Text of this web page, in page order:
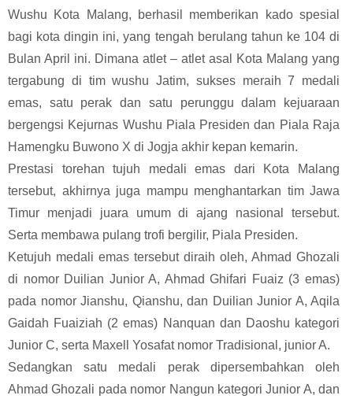
Wushu Kota Malang, berhasil memberikan kado spesial
bagi kota dingin ini, yang tengah berulang tahun ke 104 di
Bulan April ini. Dimana atlet – atlet asal Kota Malang yang
tergabung di tim wushu Jatim, sukses meraih 7 medali
emas, satu perak dan satu perunggu dalam kejuaraan
bergengsi Kejurnas Wushu Piala Presiden dan Piala Raja
Hamengku Buwono X di Jogja akhir kepan kemarin.
Prestasi torehan tujuh medali emas dari Kota Malang
tersebut, akhirnya juga mampu menghantarkan tim Jawa
Timur menjadi juara umum di ajang nasional tersebut.
Serta membawa pulang trofi bergilir, Piala Presiden.
Ketujuh medali emas tersebut diraih oleh, Ahmad Ghozali
di nomor Duilian Junior A, Ahmad Ghifari Fuaiz (3 emas)
pada nomor Jianshu, Qianshu, dan Duilian Junior A, Aqila
Gaidah Fuaiziah (2 emas) Nanquan dan Daoshu kategori
Junior C, serta Maxell Yosafat nomor Tradisional, junior A.
Sedangkan satu medali perak dipersembahkan oleh
Ahmad Ghozali pada nomor Nangun kategori Junior A, dan